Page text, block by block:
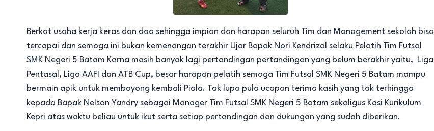
Berkat usaha kerja keras dan doa sehingga impian dan harapan seluruh Tim dan Management sekolah bisa
tercapai dan semoga ini bukan kemenangan terakhir Ujar Bapak Nori Kendrizal selaku Pelatih Tim Futsal
SMK Negeri 5 Batam Karna masih banyak lagi pertandingan pertandingan yang belum berakhir yaitu, Liga
Pentasal, Liga AAFI dan ATB Cup, besar harapan pelatih semoga Tim Futsal SMK Negeri 5 Batam mampu
bermain apik untuk memboyong kembali Piala. Tak lupa pula ucapan terima kasih yang tak terhingga
kepada Bapak Nelson Yandry sebagai Manager Tim Futsal SMK Negeri 5 Batam sekaligus Kasi Kurikulum
Kepri atas waktu beliau untuk ikut serta setiap pertandingan dan dukungan yang sudah diberikan.